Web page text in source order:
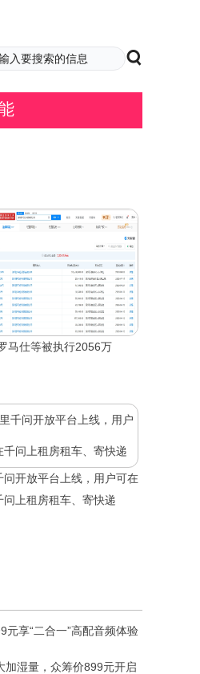
马仕等被执行2056万
问开放平台上线，用户可在
问上租房租车、寄快递
享“二合一”高配音频体验
湿量，众筹价899元开启